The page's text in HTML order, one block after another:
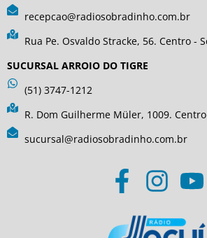
recepcao@radiosobradinho.com.br
Rua Pe. Osvaldo Stracke, 56. Centro -
SUCURSAL ARROIO DO TIGRE
(51) 3747-1212
R. Dom Guilherme Müler, 1009.
sucursal@radiosobradinho.com.br